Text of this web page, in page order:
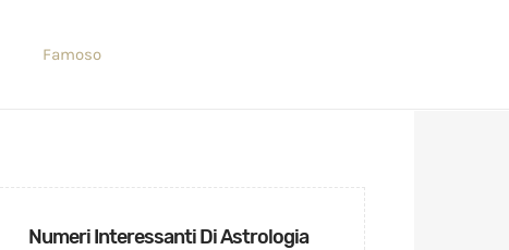
Famoso
Numeri Interessanti Di Astrologia